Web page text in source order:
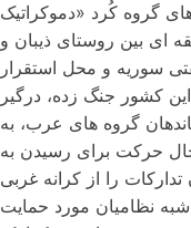
گروه کُرد «دموکراتیک
ای بین روستای ذیبان و
سوریه و محل استقرار
این کشور جنگ زده، درگیر
گروه های عرب، به
حرکت برای رسیدن به
را از کرانه غربی
نظامیان مورد حمایت